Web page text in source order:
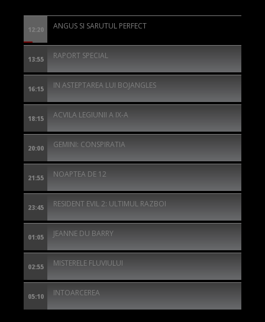
12:20 ANGUS SI SARUTUL PERFECT
13:55 RAPORT SPECIAL
16:15 IN ASTEPTAREA LUI BOJANGLES
18:15 ACVILA LEGIUNII A IX-A
20:00 GEMINI: CONSPIRATIA
21:55 NOAPTEA DE 12
23:45 RESIDENT EVIL 2: ULTIMUL RAZBOI
01:05 JEANNE DU BARRY
02:55 MISTERELE FLUVIULUI
05:10 INTOARCEREA